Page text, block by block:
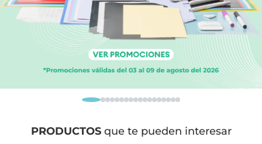
PRODUCTOSque te pueden interesar